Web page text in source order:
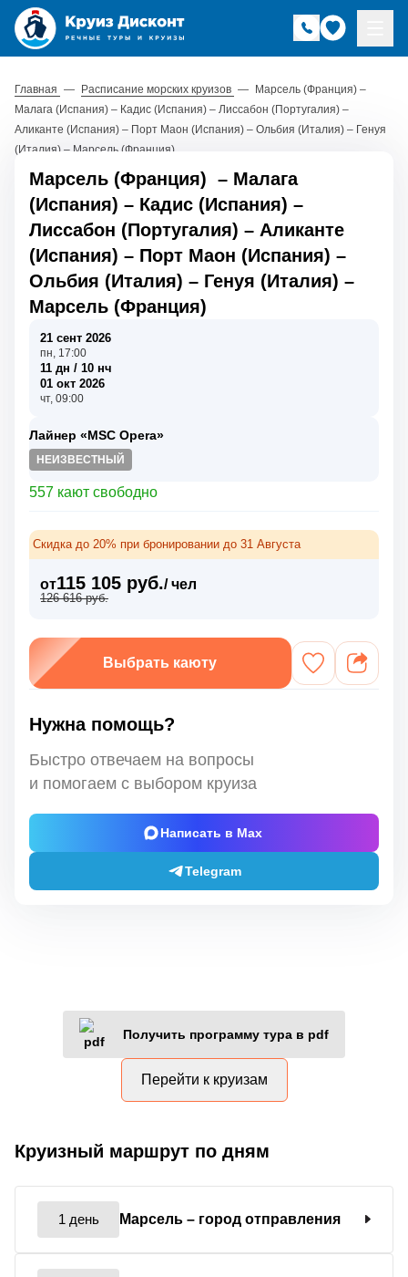
Главная — Расписание морских круизов — Марсель (Франция) –
Малага (Испания) – Кадис (Испания) – Лиссабон (Португалия) –
Аликанте (Испания) – Порт Маон (Испания) – Ольбия (Италия) – Генуя
(Италия) – Марсель (Франция)
Марсель (Франция) – Малага
(Испания) – Кадис (Испания) –
Лиссабон (Португалия) – Аликанте
(Испания) – Порт Маон (Испания) –
Ольбия (Италия) – Генуя (Италия) –
Марсель (Франция)
21 сент 2026
пн, 17:00
11 дн / 10 нч
01 окт 2026
чт, 09:00
Лайнер «MSC Opera»
НЕИЗВЕСТНЫЙ
557 кают свободно
Скидка до 20% при бронировании до 31 Августа
от115 105 руб./ чел
126 616 руб.
Выбрать каюту
Нужна помощь?
Быстро отвечаем на вопросы
и помогаем с выбором круиза
Написать в Max
Telegram
Получить программу тура в pdf
Перейти к круизам
Круизный маршрут по дням
1 день Марсель – город отправления